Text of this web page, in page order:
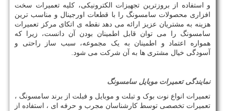
و استفاده از بروزترین تجهیزات الکترونیکی، کلیه تعمیرات سخت
افزاری محصولات سامسونگ را با قطعات اورجینال و مناسب ترین
هزینه به مشتریان عزیز ارائه می دهد نقطه ی اتکای مرکز تعمیرات
سامسونگ را می توان قابل اطمینان بودن آن دانست، زیرا که
همواره اعتماد و اطمینان به یک مجموعه، سبب ساز راحتی و
آسودگی خیال مشتری ها به آن شرکت می شود.
نمایندگی تعمیرات موبایل سامسونگ
تعمیرات انواع نوت بوک و تبلت و موبایل و فبلت از برند سامسونگ ،
تعمیرات تخصصی توسط کارشناسان مجرب و حرفه ای ، استفاده از